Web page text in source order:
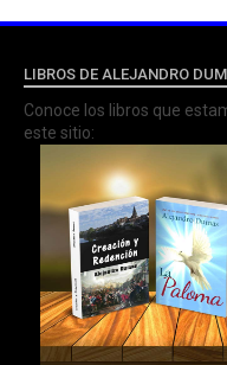
LIBROS DE ALEJANDRO
Conoce los libros que
este sitio: